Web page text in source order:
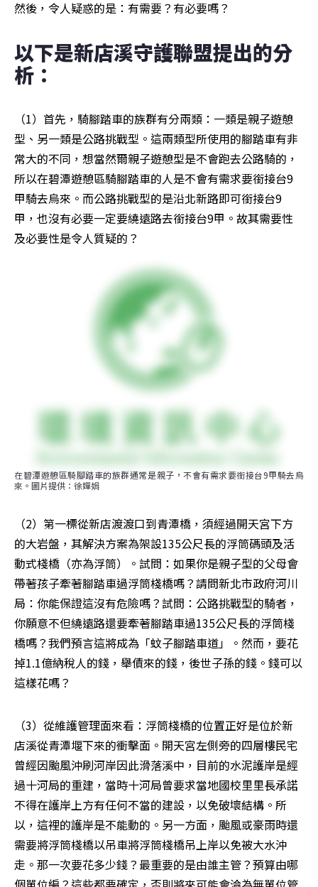
然後，令人疑惑的是：有需要？有必要嗎？
以下是新店溪守護聯盟提出的分
析：
（1）首先，騎腳踏車的族群有分兩類：一類是親子遊憩
型、另一類是公路挑戰型。這兩類型所使用的腳踏車有非
常大的不同，想當然爾親子遊憩型是不會跑去公路騎的，
所以在碧潭遊憩區騎腳踏車的人是不會有需求要銜接台9
甲騎去烏來。而公路挑戰型的是沿北新路即可銜接台9
甲，也沒有必要一定要繞遠路去銜接台9甲。故其需要性
及必要性是令人質疑的？
在碧潭遊憩區騎腳踏車的族群通常是親子，不會有需求要銜接台9甲騎去烏
來。圖片提供：徐嬋娟
（2）第一標從新店渡渡口到青潭橋，須經過開天宮下方
的大岩盤，其解決方案為架設135公尺長的浮筒碼頭及活
動式棧橋（亦為浮筒）。試問：如果你是親子型的父母會
帶著孩子牽著腳踏車過浮筒棧橋嗎？請問新北市政府河川
局：你能保證這沒有危險嗎？試問：公路挑戰型的騎者，
你願意不但繞遠路還要牽著腳踏車過135公尺長的浮筒棧
橋嗎？我們預言這將成為「蚊子腳踏車道」。然而，要花
掉1.1億納稅人的錢，舉債來的錢，後世子孫的錢。錢可以
這樣花嗎？
（3）從維護管理面來看：浮筒棧橋的位置正好是位於新
店溪從青潭堰下來的衝擊面。開天宮左側旁的四層樓民宅
曾經因颱風沖刷河岸因此滑落溪中，目前的水泥護岸是經
過十河局的重建，當時十河局曾要求當地國校里里長承諾
不得在護岸上方有任何不當的建設，以免破壞結構。所
以，這裡的護岸是不能動的。另一方面，颱風或豪雨時還
需要將浮筒棧橋以吊車將浮筒棧橋吊上岸以免被大水沖
走。那一次要花多少錢？最重要的是由誰主管？預算由哪